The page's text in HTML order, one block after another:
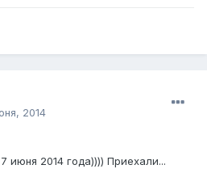
2014
июня 2014 года)))) Приехали...